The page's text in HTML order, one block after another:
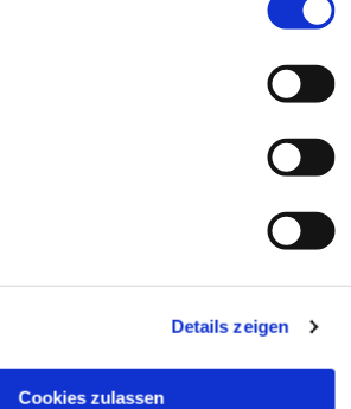
Details zeigen
Cookies zulassen
Rügen-Demmin. Marion von
sie und ihre ehrenamtlichen
dass man wieder mit Gott in
Menschen ansprechen, egal
wüssten und viele Fragen hätten,
aus der eigenen Gemeinde